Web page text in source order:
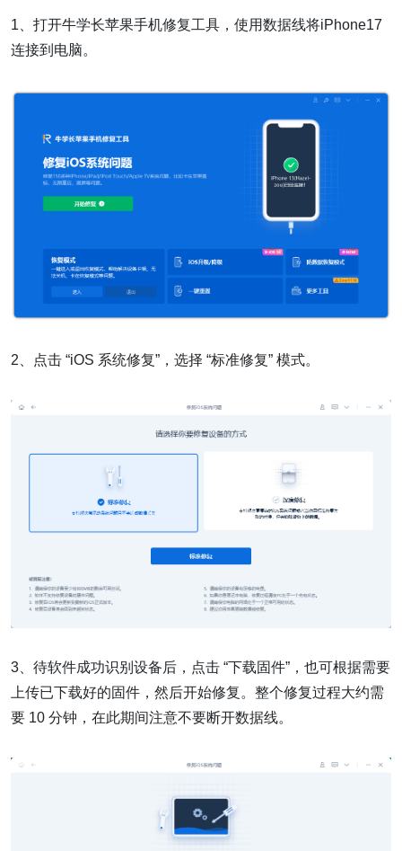
1、打开牛学长苹果手机修复工具，使用数据线将iPhone17
连接到电脑。
2、点击 “iOS 系统修复”，选择 “标准修复” 模式。​
3、待软件成功识别设备后，点击 “下载固件”，也可根据需要
上传已下载好的固件，然后开始修复。整个修复过程大约需
要 10 分钟，在此期间注意不要断开数据线。​